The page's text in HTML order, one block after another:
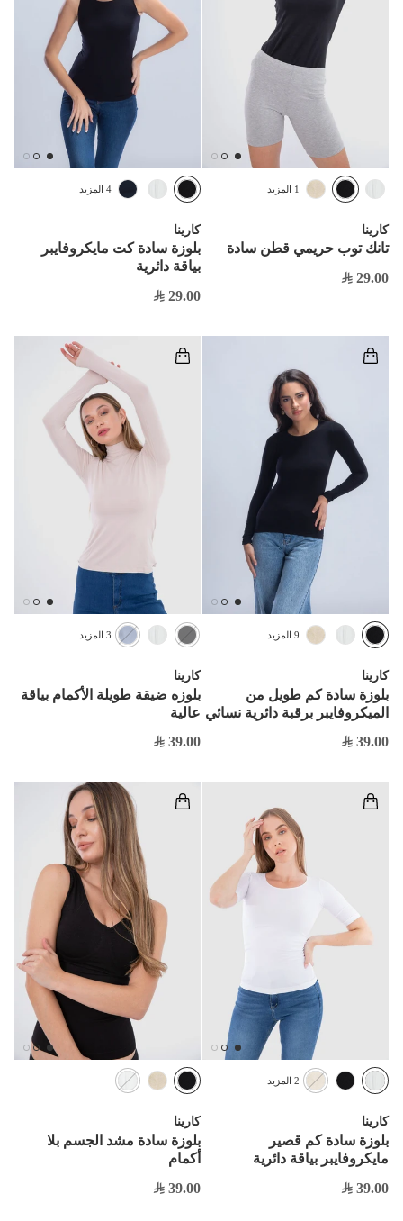
كارينا
تانك توب حريمي قطن سادة
29.00
1 المزيد
كارينا
بلوزة سادة كت مايكروفايبر
بياقة دائرية
29.00
4 المزيد
كارينا
بلوزة سادة كم طويل من
الميكروفايبر برقبة دائرية نسائي
39.00
9 المزيد
كارينا
بلوزه ضيقة طويلة الأكمام بياقة
عالية
39.00
3 المزيد
كارينا
بلوزة سادة كم قصير
مايكروفايبر بياقة دائرية
39.00
2 المزيد
كارينا
بلوزة سادة مشد الجسم بلا
أكمام
39.00